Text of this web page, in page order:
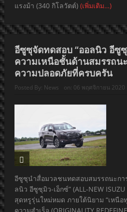
แรงม้า (340 กิโลวัตต์) (เพิ่มเติม…)
อีซูซุจัดทดสอบ “ออลนิว อีซู
ความเหนือชั้นด้านสมรรถน
ความปลอดภัยที่ครบครัน
Posted By: News on: 06 พฤศจิกายน 2020
อีซูซุนำสื่อมวลชนทดสอบสมรรถนะกา
ลนิว อีซูซุมิว-เอ็กซ์” (ALL-NEW
สุดหรูรุ่นใหม่หมด ภายใต้นิยาม “เหนือ
ความสำเร็จ (ORIGINALITY